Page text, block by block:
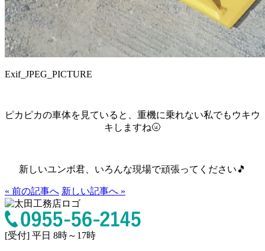
Exif_JPEG_PICTURE
ピカピカの車体を見ていると、重機に乗れない私でもウキウ
キしますね🌝
新しいユンボ君、いろんな現場で頑張ってください🎵
« 前の記事へ 新しい記事へ »
[受付] 平日 8時～17時